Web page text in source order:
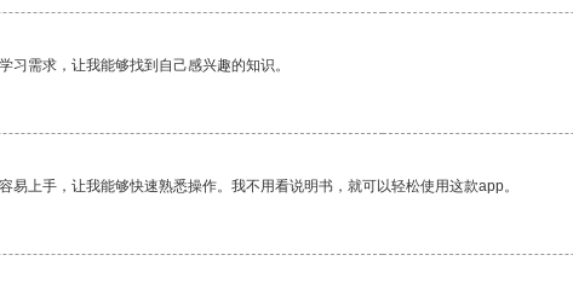
需求，让我能够找到自己感兴趣的知识。
易上手，让我能够快速熟悉操作。我不用看说明书，就可以轻松使用这款app。